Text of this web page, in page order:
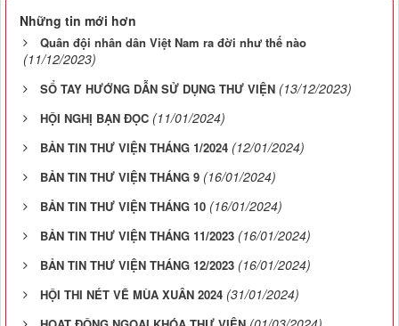
Những tin mới hơn
Quân đội nhân dân Việt Nam ra đời như thế nào
(11/12/2023)
SỔ TAY HƯỚNG DẪN SỬ DỤNG THƯ VIỆN (13/12/2023)
HỘI NGHỊ BẠN ĐỌC (11/01/2024)
BẢN TIN THƯ VIỆN THÁNG 1/2024 (12/01/2024)
BẢN TIN THƯ VIỆN THÁNG 9 (16/01/2024)
BẢN TIN THƯ VIỆN THÁNG 10 (16/01/2024)
BẢN TIN THƯ VIỆN THÁNG 11/2023 (16/01/2024)
BẢN TIN THƯ VIỆN THÁNG 12/2023 (16/01/2024)
HỘI THI NÉT VẼ MÙA XUÂN 2024 (31/01/2024)